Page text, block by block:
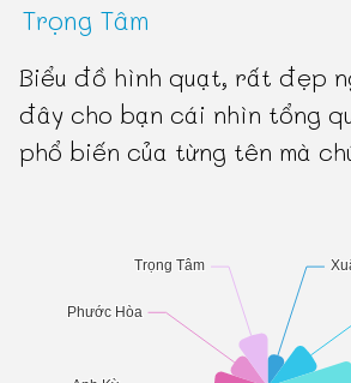
Trọng Tâm
Biểu đồ hình quạt, rất đẹp
đây cho bạn cái nhìn tổng
phổ biến của từng tên mà